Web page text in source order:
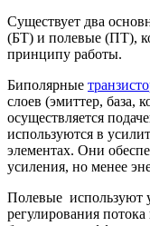
Существует два
(БТ) и полевые (ПТ),
принципу работы.
Биполярные
слоев (эмиттер, база,
осуществляется
используются в
элементах. Они
усиления, но менее
Полевые используют
регулирования